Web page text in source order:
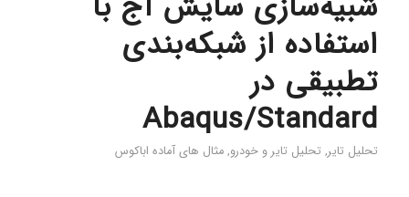
استفاده از شبکه‌بندی
تطبیقی ​​در
Abaqus/Standard
تحلیل تایر, تحلیل تایر و خودرو, مثال های آماده اباکوس